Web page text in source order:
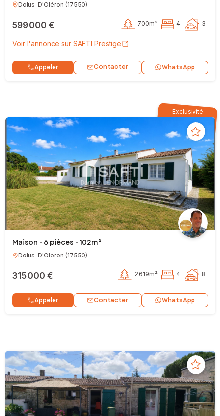
Dolus-D'Oléron (17550)
599 000 € 700m² 4 3
Voir l'annonce sur SAFTI Prestige
Appeler Contacter WhatsApp
Exclusivité
Maison - 6 pièces - 102m²
Dolus-D'Oleron (17550)
315 000 € 2 619m² 4 8
Appeler Contacter WhatsApp